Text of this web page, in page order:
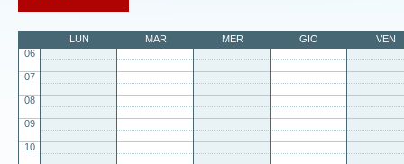
LUN MAR MER GIO
VEN
06
07
08
09
10